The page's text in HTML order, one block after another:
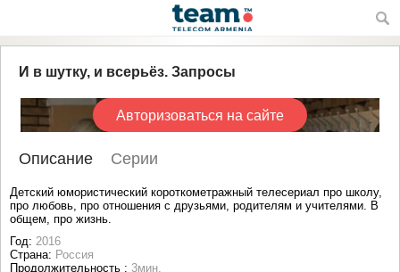
И в шутку, и всерьёз. Запросы
Авторизоваться на сайте
Описание Серии
Детский юмористический короткометражный телесериал про школу,
про любовь, про отношения с друзьями, родителям и учителями. В
общем, про жизнь.
Год: 2016
Страна: Россия
Продолжительность : 3мин.